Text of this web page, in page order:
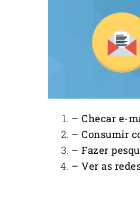
– Checar e-
– Consumir
– Fazer
– Ver as